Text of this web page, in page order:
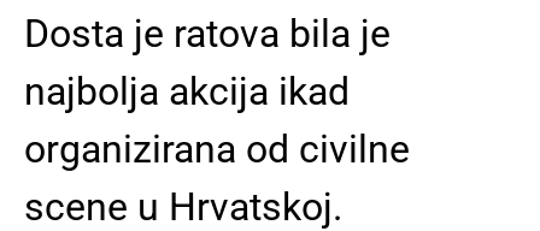
Dosta je ratova bila je
najbolja akcija ikad
organizirana od civilne
scene u Hrvatskoj.